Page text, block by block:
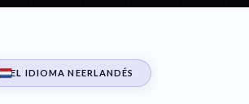
EL IDIOMA NEERLANDÉS